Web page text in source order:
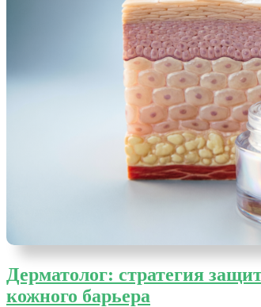
Дерматолог: стратегия
кожного барьера